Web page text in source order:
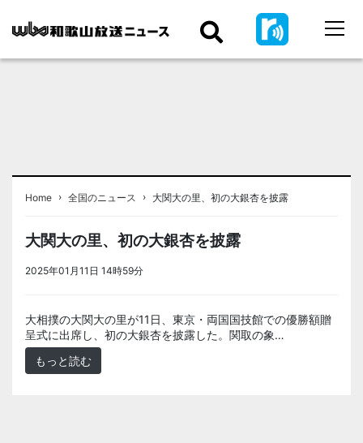
Home › 全国のニュース › 大関大の里、初の大銀杏を披露
大関大の里、初の大銀杏を披露
2025年01月11日 14時59分
大相撲の大関大の里が11日、東京・両国国技館での優勝額贈
呈式に出席し、初の大銀杏を披露した。関取の象…
もっと読む